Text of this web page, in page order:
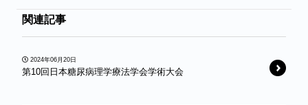
関連記事
2024年06月20日
第10回日本糖尿病理学療法学会学術大会